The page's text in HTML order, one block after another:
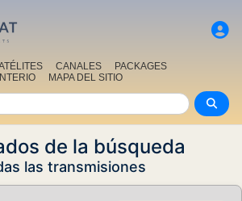
CANALES
PACKAGES
MAPA DEL SITIO
de la búsqueda
las transmisiones